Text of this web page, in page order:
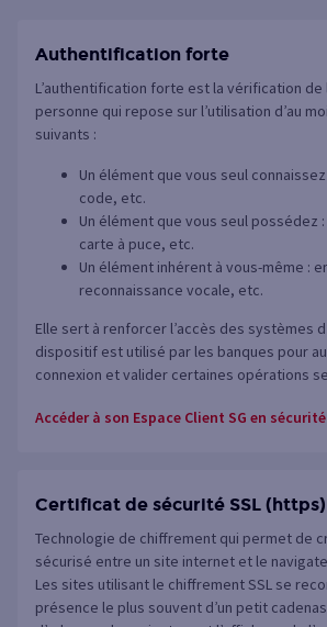
Authentification forte
L’authentification forte est la vérification de
personne qui repose sur l’utilisation d’au
suivants :
Un élément que vous seul
code, etc.
Un élément que vous seul possédez
carte à puce, etc.
Un élément inhérent à vous-même :
reconnaissance vocale, etc.
Elle sert à renforcer l’accès des systèmes
dispositif est utilisé par les banques pour
connexion et valider certaines opérations
Accéder à son Espace Client SG en sécurité
Certificat de sécurité SSL (https)
Technologie de chiffrement qui permet de
sécurisé entre un site internet et le
Les sites utilisant le chiffrement SSL se
présence le plus souvent d’un petit